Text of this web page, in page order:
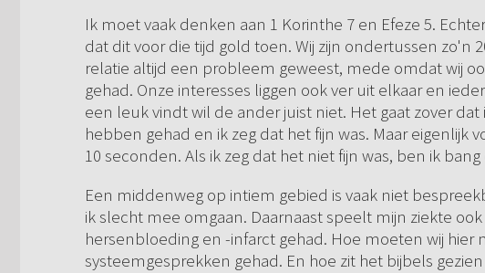
Ik moet vaak denken aan 1 Korinthe 7 en Efeze 5.
dat dit voor die tijd gold toen. Wij zijn ondertussen zo'n
relatie altijd een probleem geweest, mede omdat wij
gehad. Onze interesses liggen ook ver uit elkaar en
een leuk vindt wil de ander juist niet. Het gaat zover
hebben gehad en ik zeg dat het fijn was. Maar
10 seconden. Als ik zeg dat het niet fijn was, ben ik
Een middenweg op intiem gebied is vaak niet
ik slecht mee omgaan. Daarnaast speelt mijn ziekte
hersenbloeding en -infarct gehad. Hoe moeten wij hier
systeemgesprekken gehad. En hoe zit het bijbels